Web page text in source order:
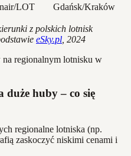
LOT Gdańsk/Kraków
z polskich lotnisk
eSky.pl, 2024
huby – co się
regionalne lotniska (np.
zaskoczyć niskimi cenami i